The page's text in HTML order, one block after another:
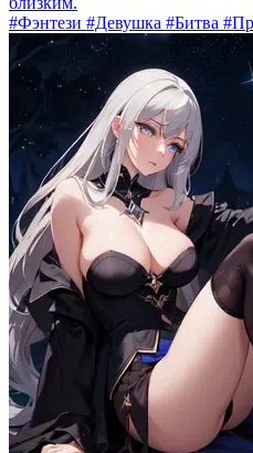
#Фэнтези #Девушка #Битва